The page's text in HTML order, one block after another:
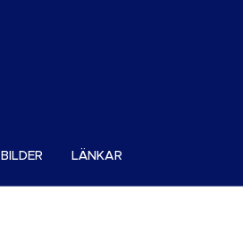
BILDER LÄNKAR